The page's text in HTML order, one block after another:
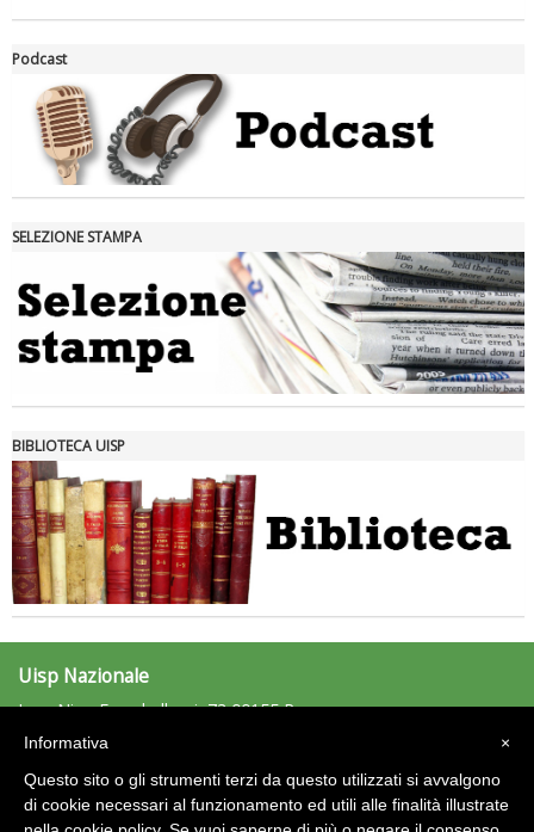
Tiziano Pesce nel Cda di Fondazione Terzjus: prima riunione a
Podcast
SELEZIONE STAMPA
BIBLIOTECA UISP
Uisp Nazionale
L.go Nino Franchellucci, 73 00155 Roma
Tel: 06.439841 - Fax: 06.43984320
C.F.: 97029170582
×
Informativa
Questo sito o gli strumenti terzi da questo utilizzati si avvalgono
di cookie necessari al funzionamento ed utili alle finalità illustrate